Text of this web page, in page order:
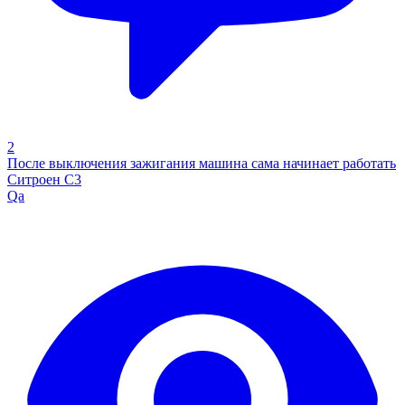
2
После выключения зажигания машина сама начинает работать
Ситроен С3
Qa